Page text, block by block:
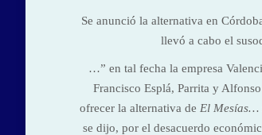
Se anunció la alternativa en
llevó a cabo el
…” en tal fecha la empresa
Francisco Esplá, Parrita y
ofrecer la alternativa de El Mesías…
se dijo, por el desacuerdo